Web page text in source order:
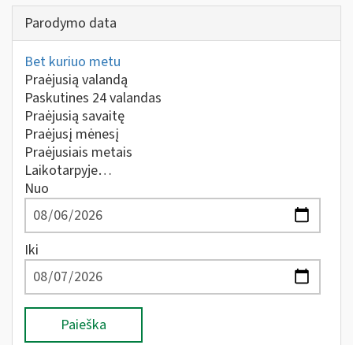
Parodymo data
Bet kuriuo metu
Praėjusią valandą
Paskutines 24 valandas
Praėjusią savaitę
Praėjusį mėnesį
Praėjusiais metais
Laikotarpyje…
Nuo
Iki
Paieška